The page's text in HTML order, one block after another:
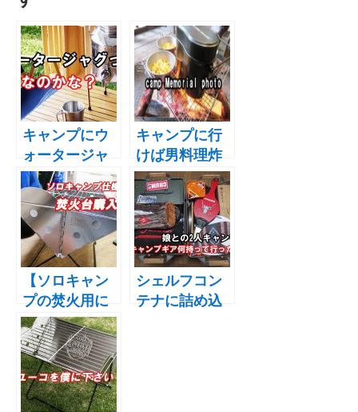
キャンプにウ
ォータージャ
グっているの
かな？？【キ
ャンプを始め
ようと思って
いる方必見】
キャンプに行
けば男料理炸
裂！普段なー
んもしない父
が作るキャン
プめし
【ソロキャン
プの焚火用に
購入！】
UCO（ユー
コ）フラット
パックポータ
ブルグリル＆
シェルフコン
テナに詰め込